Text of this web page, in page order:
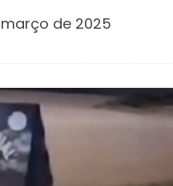
de 2025